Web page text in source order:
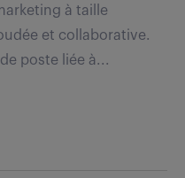
à taille
et collaborative.
poste liée à...